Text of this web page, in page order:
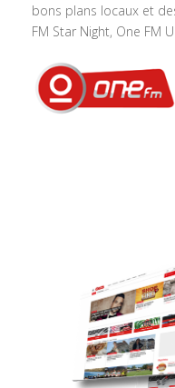
bons plans locaux et
FM Star Night, One FM